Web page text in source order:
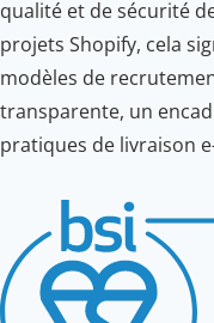
qualité et de sécurité
projets Shopify, cela
modèles de
transparente, un
pratiques de livraison